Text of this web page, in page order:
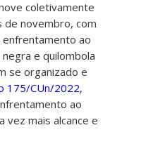
coletivamente
novembro, com
enfrentamento ao
e quilombola
se organizado e
175/CUn/2022,
ao
vez mais alcance e